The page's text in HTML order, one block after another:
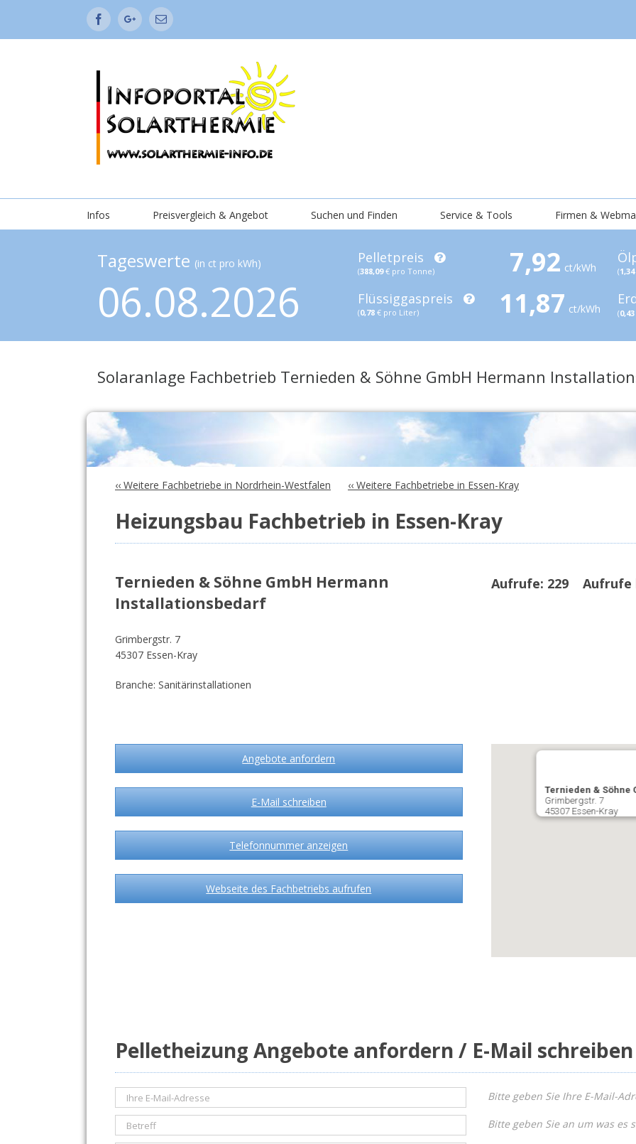
FacebookGoogle+Email
Infos Preisvergleich & Angebot Suchen und Finden Service & Tools Firmen &
Tageswerte (in ct pro kWh)
06.08.2026
Pelletpreis
(388,09€ pro Tonne) 7,92 ct/kWh (1,34
Flüssiggaspreis
(0,78€ pro Liter) 11,87 ct/kWh (0,43
Solaranlage Fachbetrieb Ternieden & Söhne GmbH Hermann
‹‹ Weitere Fachbetriebe in Nordrhein-Westfalen ‹‹ Weitere Fachbetriebe in Essen-Kray
Heizungsbau Fachbetrieb in Essen-Kray
Ternieden & Söhne GmbH Hermann
Installationsbedarf
Grimbergstr. 7
45307 Essen-Kray
Branche: Sanitärinstallationen
Aufrufe: 229 Aufrufe
Angebote anfordern
E-Mail schreiben
Telefonnummer anzeigen
Webseite des Fachbetriebs aufrufen
Ternieden & Söhne
Grimbergstr. 7
45307 Essen-Kray
Pelletheizung Angebote anfordern / E-Mail schreiben
Bitte geben Sie Ihre E-Mail-
Bitte geben Sie an um was es